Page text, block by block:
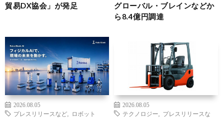
貿易DX協会」が発足
グローバル・ブレインなどか
ら8.4億円調達
2026.08.05
プレスリリースなど
ロボット
2026.08.05
テクノロジー
プレスリリースな